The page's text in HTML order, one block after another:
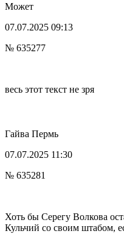
Мoжет
07.07.2025 09:13
№ 635277
весь этот текст не зря
Гайва Пермь
07.07.2025 11:30
№ 635281
Хоть бы Серегу Волкова
Кульчий со своим штабом,